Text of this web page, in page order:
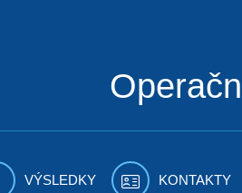
VÝSLEDKY KONTAKTY